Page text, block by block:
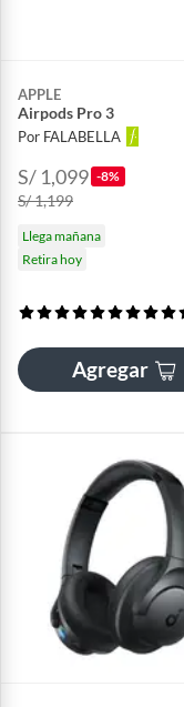
APPLE
Airpods Pro 3
Por FALABELLA
S/ 1,099 -8%
S/ 1,199
Llega mañana
Retira hoy
Agregar